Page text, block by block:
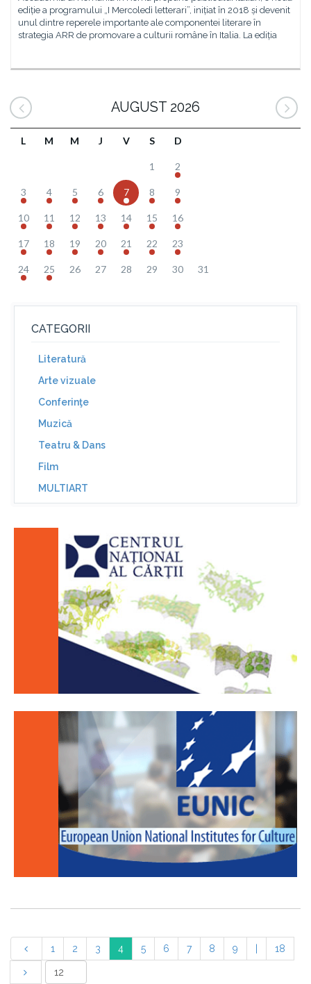
ediție a programului „I Mercoledì letterari”, inițiat în 2018 și devenit
unul dintre reperele importante ale componentei literare în
strategia ARR de promovare a culturii române în Italia. La ediția
AUGUST 2026
L M M J V S D
1 2
3 4 5 6 7 8 9
10 11 12 13 14 15 16
17 18 19 20 21 22 23
24 25 26 27 28 29 30 31
CATEGORII
Literatură
Arte vizuale
Conferinţe
Muzică
Teatru & Dans
Film
MULTIART
1 2 3 4 5 6 7 8 9 18